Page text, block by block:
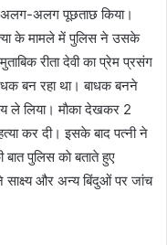
अलग पूछताछ किया।
के मामले में पुलिस ने उसके
रीता देवी का प्रेम प्रसंग
बन रहा था। बाधक बनने
ले लिया। माैका देखकर 2
कर दी। इसके बाद पत्नी ने
पुलिस काे बताते हुए
साक्ष्य और अन्य बिंदुओं पर जांच